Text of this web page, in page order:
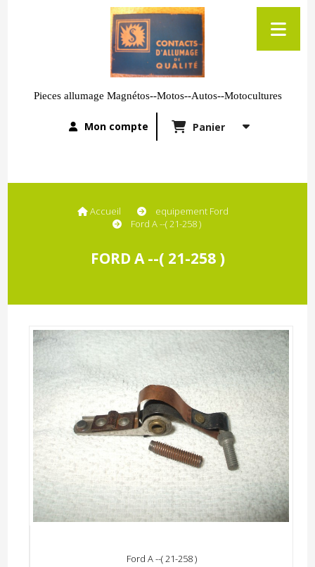
Pieces allumage Magnétos--Motos--Autos--Motocultures
Mon compte Panier
Accueil
equipement Ford
Ford A --( 21-258 )
FORD A --( 21-258 )
Ford A --( 21-258 )